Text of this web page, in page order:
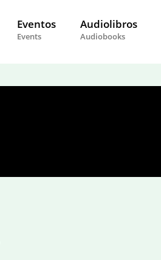
Eventos
Events
Audiolibros
Audiobooks